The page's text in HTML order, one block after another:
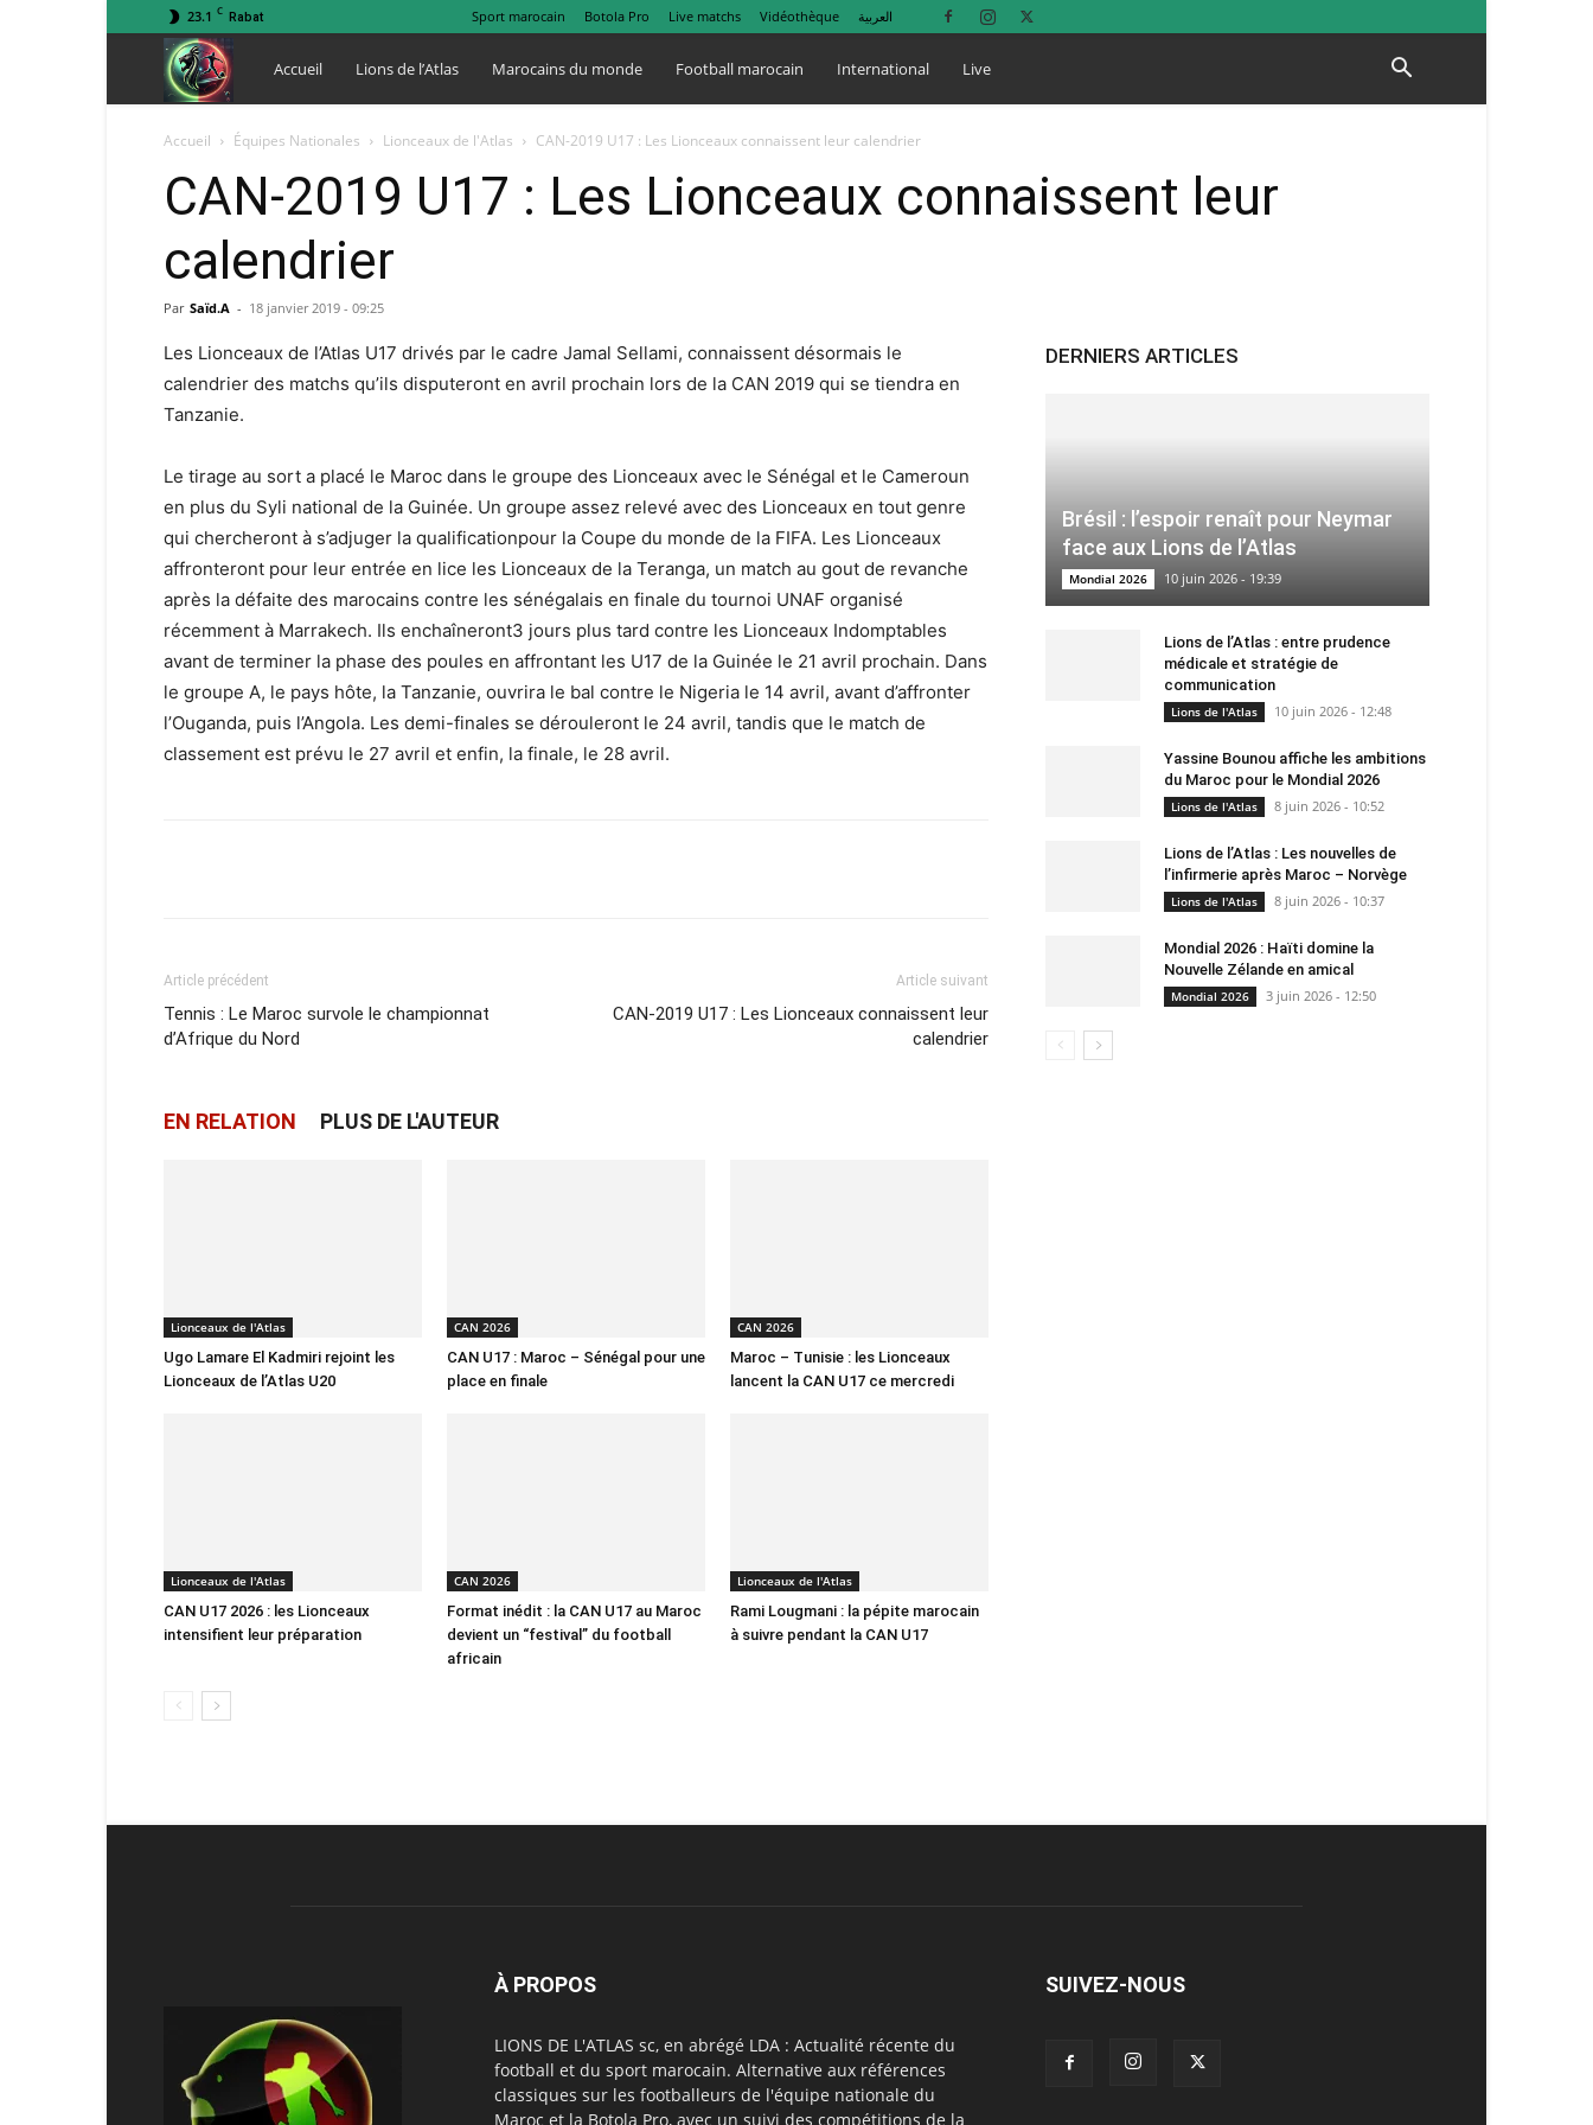
23.1 C Rabat Sport marocain Botola Pro Live matchs Vidéothèque العربية
Lions
de
l
Atlas
Accueil Lions de l’Atlas Marocains du monde Football marocain International Live
Accueil Équipes Nationales Lionceaux de l'Atlas CAN-2019 U17 : Les Lionceaux connaissent leur calendrier
CAN-2019 U17 : Les Lionceaux connaissent leur
calendrier
Par Saïd.A - 18 janvier 2019 - 09:25
Les Lionceaux de l’Atlas U17 drivés par le cadre Jamal Sellami, connaissent désormais le
calendrier des matchs qu’ils disputeront en avril prochain lors de la CAN 2019 qui se tiendra en
Tanzanie.
Le tirage au sort a placé le Maroc dans le groupe des Lionceaux avec le Sénégal et le Cameroun
en plus du Syli national de la Guinée. Un groupe assez relevé avec des Lionceaux en tout genre
qui chercheront à s’adjuger la qualificationpour la Coupe du monde de la FIFA. Les Lionceaux
affronteront pour leur entrée en lice les Lionceaux de la Teranga, un match au gout de revanche
après la défaite des marocains contre les sénégalais en finale du tournoi UNAF organisé
récemment à Marrakech. Ils enchaîneront3 jours plus tard contre les Lionceaux Indomptables
avant de terminer la phase des poules en affrontant les U17 de la Guinée le 21 avril prochain. Dans
le groupe A, le pays hôte, la Tanzanie, ouvrira le bal contre le Nigeria le 14 avril, avant d’affronter
l’Ouganda, puis l’Angola. Les demi-finales se dérouleront le 24 avril, tandis que le match de
classement est prévu le 27 avril et enfin, la finale, le 28 avril.
Article précédent
Tennis : Le Maroc survole le championnat
d’Afrique du Nord
Article suivant
CAN-2019 U17 : Les Lionceaux connaissent leur
calendrier
EN RELATION PLUS DE L'AUTEUR
Lionceaux de l'Atlas
Ugo Lamare El Kadmiri rejoint les
Lionceaux de l’Atlas U20
CAN 2026
CAN U17 : Maroc – Sénégal pour une
place en finale
CAN 2026
Maroc – Tunisie : les Lionceaux
lancent la CAN U17 ce mercredi
Lionceaux de l'Atlas
CAN U17 2026 : les Lionceaux
intensifient leur préparation
CAN 2026
Format inédit : la CAN U17 au Maroc
devient un “festival” du football
africain
Lionceaux de l'Atlas
Rami Lougmani : la pépite marocain
à suivre pendant la CAN U17
DERNIERS ARTICLES
Brésil : l’espoir renaît pour Neymar
face aux Lions de l’Atlas
Mondial 2026 10 juin 2026 - 19:39
Lions de l’Atlas : entre prudence
médicale et stratégie de
communication
Lions de l'Atlas 10 juin 2026 - 12:48
Yassine Bounou affiche les ambitions
du Maroc pour le Mondial 2026
Lions de l'Atlas 8 juin 2026 - 10:52
Lions de l’Atlas : Les nouvelles de
l’infirmerie après Maroc – Norvège
Lions de l'Atlas 8 juin 2026 - 10:37
Mondial 2026 : Haïti domine la
Nouvelle Zélande en amical
Mondial 2026 3 juin 2026 - 12:50
À PROPOS
LIONS DE L'ATLAS sc, en abrégé LDA : Actualité récente du
football et du sport marocain. Alternative aux références
classiques sur les footballeurs de l'équipe nationale du
Maroc et la Botola Pro, avec un suivi des compétitions de la
SUIVEZ-NOUS